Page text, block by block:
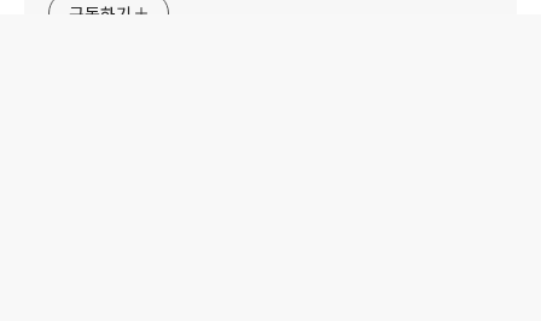
구독하기